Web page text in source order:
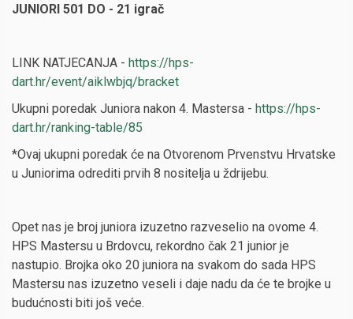
JUNIORI 501 DO - 21 igrač
LINK NATJECANJA - https://hps-
dart.hr/event/aiklwbjq/bracket
Ukupni poredak Juniora nakon 4. Mastersa - https://hps-
dart.hr/ranking-table/85
*Ovaj ukupni poredak će na Otvorenom Prvenstvu Hrvatske
u Juniorima odrediti prvih 8 nositelja u ždrijebu.
Opet nas je broj juniora izuzetno razveselio na ovome 4.
HPS Mastersu u Brdovcu, rekordno čak 21 junior je
nastupio. Brojka oko 20 juniora na svakom do sada HPS
Mastersu nas izuzetno veseli i daje nadu da će te brojke u
budućnosti biti još veće.